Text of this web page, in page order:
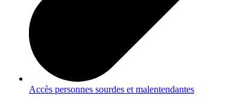
Accès personnes sourdes et malentendantes